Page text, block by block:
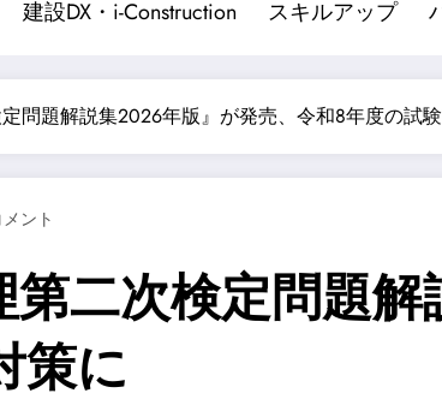
建設DX・i-Construction スキルアップ
問題解説集2026年版』が発売、令和8年度の試
ント
第二次検定問題
策に